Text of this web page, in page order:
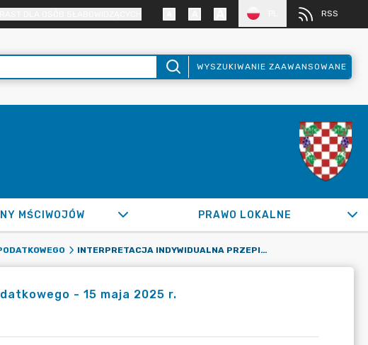
RSS
WYSZUKIWANIE ZAAWANSOWANE
MŚCIWOJÓW PRAWO LOKALNE
INTERPRETACJA INDYWIDUALNA PRZEPISÓW PRAWA PODATKOWEGO - 15 MAJA 2025 R.
- 15 maja 2025 r.